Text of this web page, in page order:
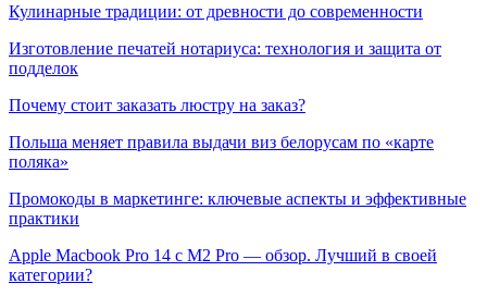
Кулинарные традиции: от древности до современности
Изготовление печатей нотариуса: технология и защита от
подделок
Почему стоит заказать люстру на заказ?
Польша меняет правила выдачи виз белорусам по «карте
поляка»
Промокоды в маркетинге: ключевые аспекты и эффективные
практики
Apple Macbook Pro 14 с M2 Pro — обзор. Лучший в своей
категории?